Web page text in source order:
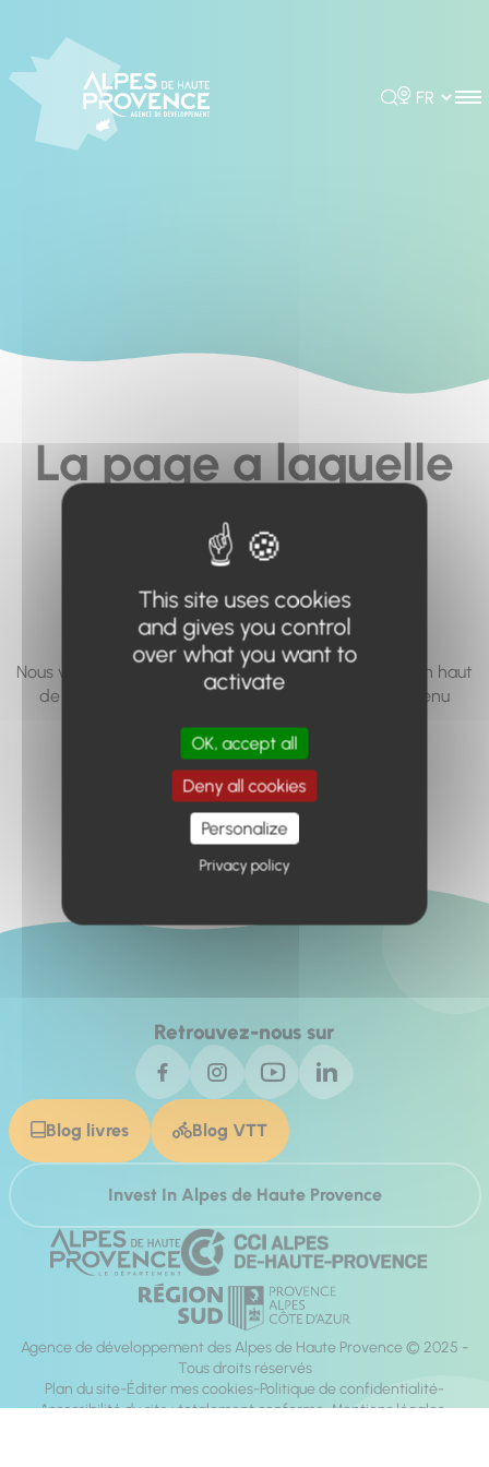
Rechercher
Choisir la
La page a laquelle
vous cherchez à
accéder n'existe
pas... ou plus.
Nous vous invitons à utiliser le moteur de recherche en haut
de page, ou à utiliser le menu pour trouver le contenu
Retour à l'accueil
Retrouvez-nous sur
Blog livres Blog VTT
Invest In Alpes de Haute Provence
Agence de développement des Alpes de Haute Provence © 2025 -
Tous droits réservés
Plan du site Éditer mes cookies Politique de confidentialité
Accessibilité du site : totalement conforme Mentions légales
This site uses cookies
and gives you control
over what you want to
activate
OK, accept all
Deny all cookies
Personalize
Privacy policy